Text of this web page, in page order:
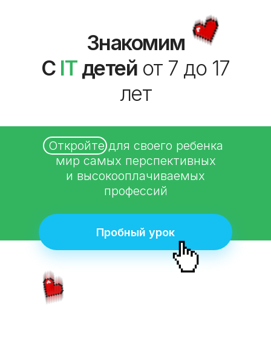
Знакомим
С IT детей от 7 до 17
лет
Пробный урок
Откройте для своего ребенка
мир самых перспективных
и высокооплачиваемых
профессий